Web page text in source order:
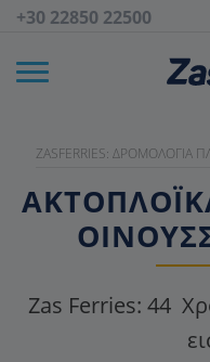
+30 22850 22500
ZASFERRIES: ΔΡΟΜΟΛΌΓΙΑ
Zas Ferries: 44